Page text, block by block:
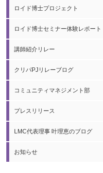
ロイド博士プロジェクト
ロイド博士セミナー体験レポート
講師紹介リレー
クリパPJリレーブログ
コミュニティマネジメント部
プレスリリース
LMC代表理事 叶理恵のブログ
お知らせ